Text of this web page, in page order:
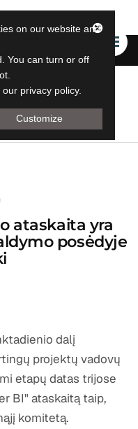
ataskaita yra
posėdyje
dalį
projektų vadovų
etapų datas trijose
BI" ataskaitą taip,
komitetą.
on our website and
You can turn or off
privacy policy.
Customize